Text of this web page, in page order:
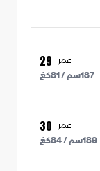
عمر 29
187سم /81كغ
عمر 30
189سم /84كغ